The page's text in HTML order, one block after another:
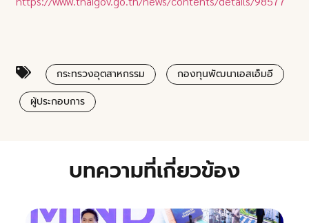
กระทรวงอุตสาหกรรม
กองทุนพัฒนาเอสเอ็มอี
ผู้ประกอบการ
บทความที่เกี่ยวข้อง